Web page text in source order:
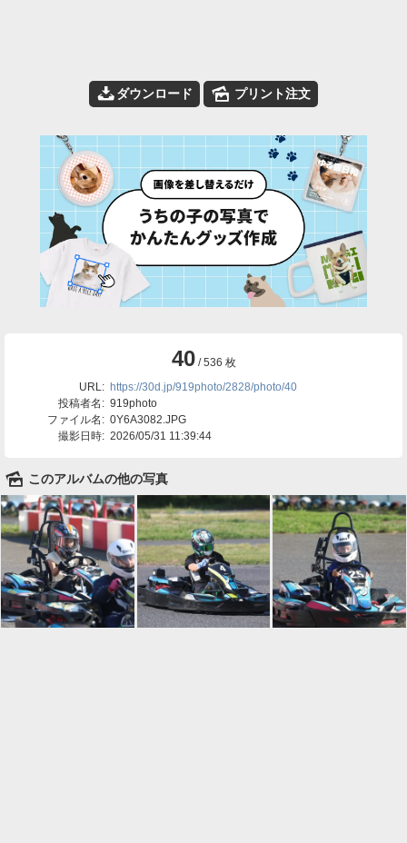
📥ダウンロード 🌄 プリント注文
40 / 536 枚
URL: https://30d.jp/919photo/2828/photo/40
投稿者名: 919photo
ファイル名: 0Y6A3082.JPG
撮影日時: 2026/05/31 11:39:44
🌄 このアルバムの他の写真